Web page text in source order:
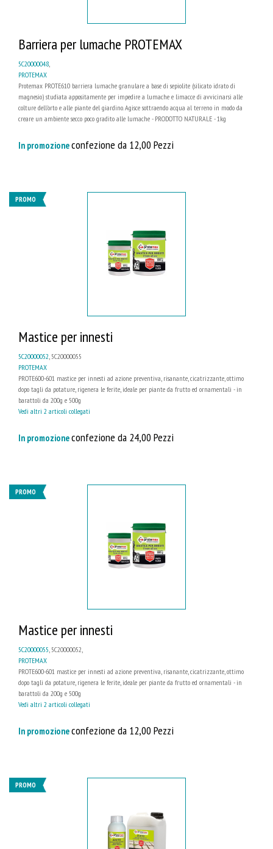
Barriera per lumache PROTEMAX
5C20000048
PROTEMAX
Protemax PROTE610 barriera lumache granulare a base di sepiolite (silicato idrato di
magnesio) studiata appositamente per impedire a lumache e limacce di avvicinarsi alle
colture dell'orto e alle piante del giardino. Agisce sottraendo acqua al terreno in modo da
creare un ambiente secco poco gradito alle lumache - PRODOTTO NATURALE - 1kg
In promozioneconfezione da 12,00 Pezzi
PROMO
Mastice per innesti
5C20000052, 5C20000055
PROTEMAX
PROTE600-601 mastice per innesti ad azione preventiva, risanante, cicatrizzante, ottimo
dopo tagli da potature, rigenera le ferite, ideale per piante da frutto ed ornamentali - in
barattoli da 200g e 500g
Vedi altri 2 articoli collegati
In promozioneconfezione da 24,00 Pezzi
PROMO
Mastice per innesti
5C20000055 , 5C20000052,
PROTEMAX
PROTE600-601 mastice per innesti ad azione preventiva, risanante, cicatrizzante, ottimo
dopo tagli da potature, rigenera le ferite, ideale per piante da frutto ed ornamentali - in
barattoli da 200g e 500g
Vedi altri 2 articoli collegati
In promozioneconfezione da 12,00 Pezzi
PROMO